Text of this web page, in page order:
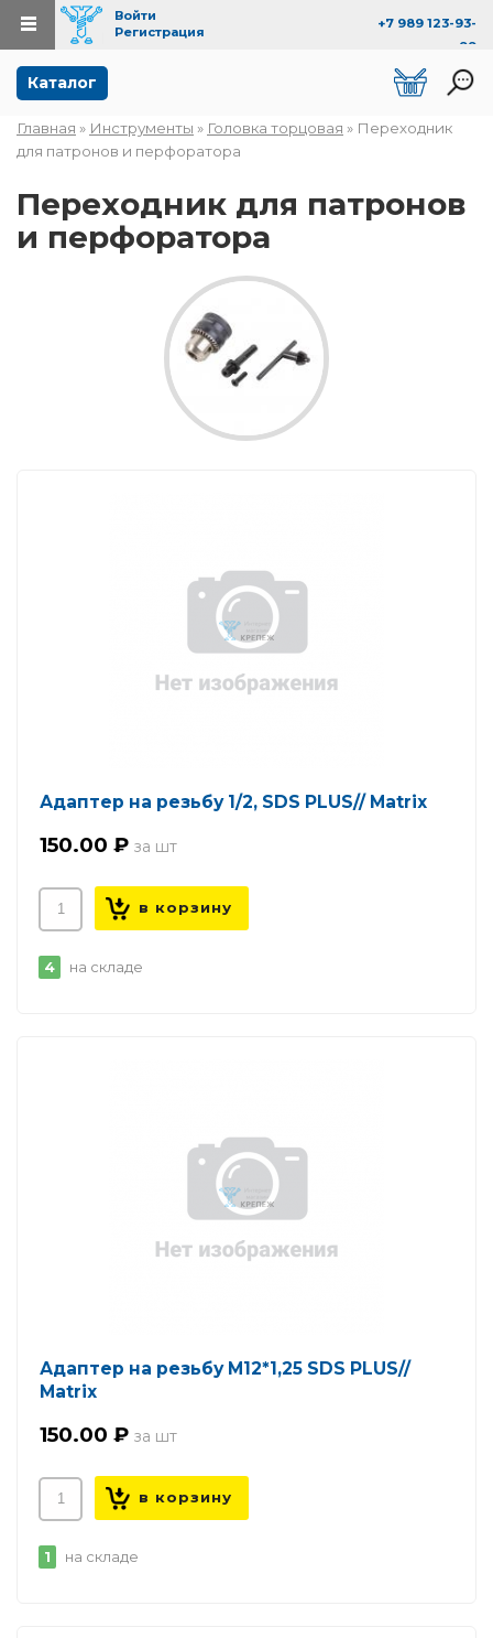
Перейти к основному содержанию
+7 989 123-93-
99
Войти
Регистрация
Каталог
Вы здесь
Главная » Инструменты » Головка торцовая » Переходник
для патронов и перфоратора
Переходник для патронов
и перфоратора
Адаптер на резьбу 1/2, SDS PLUS// Matrix
150.00 ₽
4 на складе
Адаптер на резьбу M12*1,25 SDS PLUS//
Matrix
150.00 ₽
1 на складе